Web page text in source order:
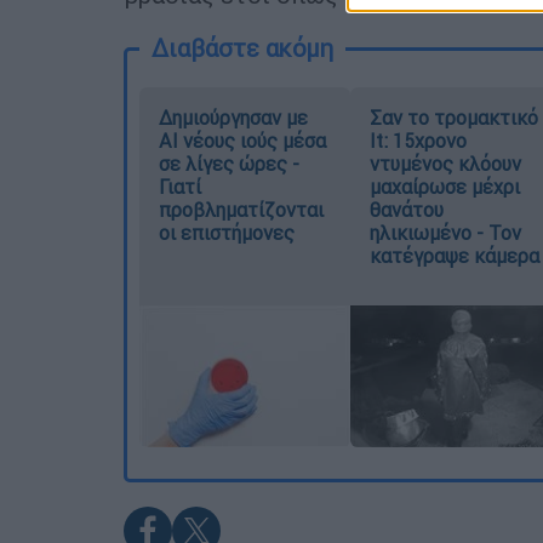
Διαβάστε ακόμη
Δημιούργησαν με
AI νέους ιούς μέσα
σε λίγες ώρες -
Γιατί
προβληματίζονται
οι επιστήμονες
Σαν το τρομακτικό
It: 15χρονο
ντυμένος κλόουν
μαχαίρωσε μέχρι
θανάτου
ηλικιωμένο - Τον
κατέγραψε κάμερα